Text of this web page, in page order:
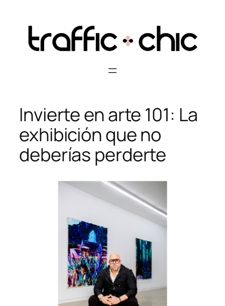
content
Invierte en arte 101: La
exhibición que no
deberías perderte